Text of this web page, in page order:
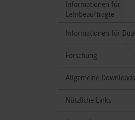
Informationen für
Lehrbeauftragte
Informationen für
Forschung
Allgemeine Downloads
Nützliche Links